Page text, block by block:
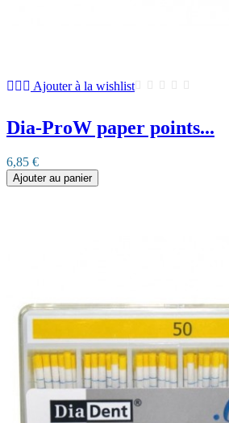
Ajouter à la wishlist
Dia-ProW paper points...
6,85 €
Ajouter au panier